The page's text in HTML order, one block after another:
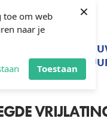
toe om web
naar je
Toestaan
×
PARTIJ
IN